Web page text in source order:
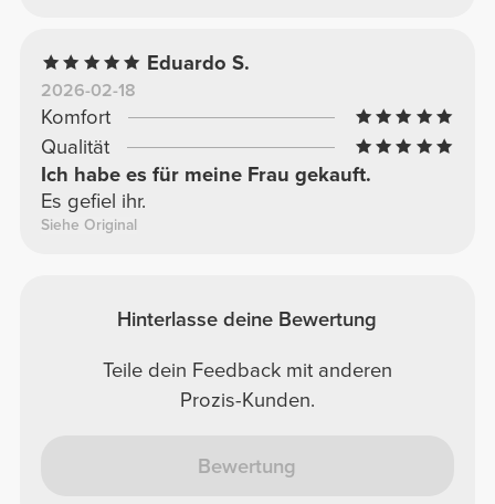
Eduardo S.
2026-02-18
Komfort
Qualität
Ich habe es für meine Frau gekauft.
Es gefiel ihr.
Siehe Original
Hinterlasse deine Bewertung
Teile dein Feedback mit anderen
Prozis-Kunden.
Bewertung